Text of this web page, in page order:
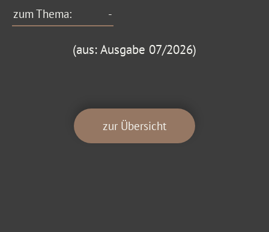
zum Thema:
-
(aus: Ausgabe 07/2026)
zur Übersicht